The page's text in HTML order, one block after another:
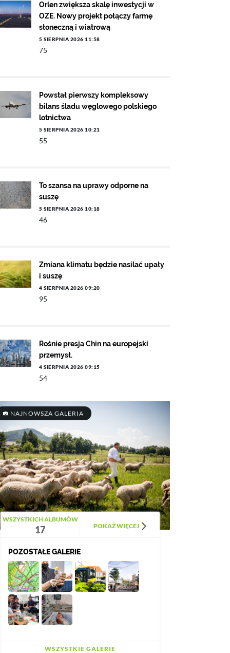
Orlen zwiększa skalę inwestycji w
OZE. Nowy projekt połączy farmę
słoneczną i wiatrową
5 SIERPNIA 2026 11:58
75
Powstał pierwszy kompleksowy
bilans śladu węglowego polskiego
lotnictwa
5 SIERPNIA 2026 10:21
55
To szansa na uprawy odporne na
suszę
5 SIERPNIA 2026 10:18
46
Zmiana klimatu będzie nasilać upały
i suszę
4 SIERPNIA 2026 09:20
95
Rośnie presja Chin na europejski
przemysł.
4 SIERPNIA 2026 09:15
54
NAJNOWSZA GALERIA
WSZYSTKICH ALBUMÓW
17 POKAŻ WIĘCEJ
POZOSTAŁE GALERIE
WSZYSTKIE GALERIE